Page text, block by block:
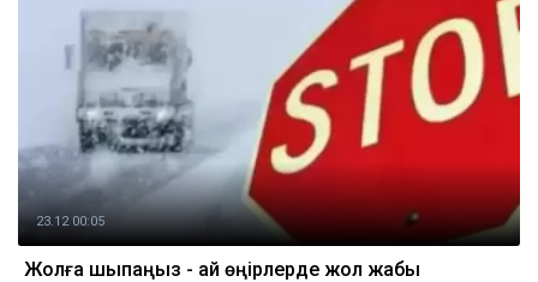
23.12 00:05
Жолға шықпаңыз - қай өңірлерде жол жабық